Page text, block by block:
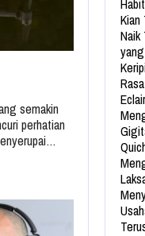
semakin
perhatian
Kian
Naik